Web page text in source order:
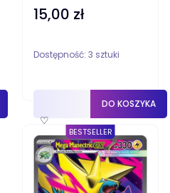
Cena
15,00 zł
Dostępność: 3 sztuki
♡
DO KOSZYKA
BESTSELLER